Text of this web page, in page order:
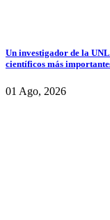
Un investigador de la
científicos más
01 Ago, 2026